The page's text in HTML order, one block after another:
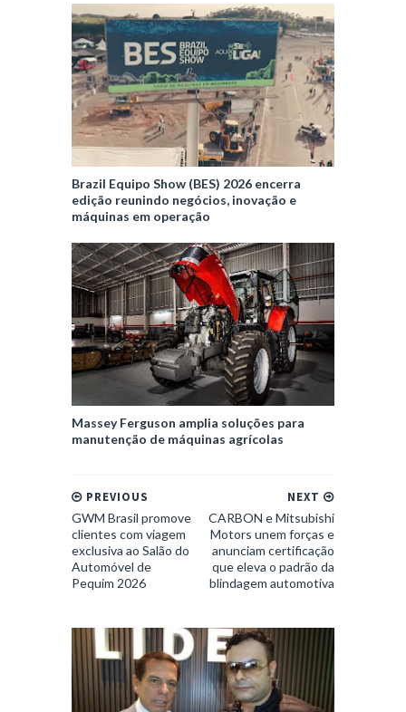
Brazil Equipo Show (BES) 2026 encerra
edição reunindo negócios, inovação e
máquinas em operação
Massey Ferguson amplia soluções para
manutenção de máquinas agrícolas
NEXT
CARBON e Mitsubishi
Motors unem forças e
anunciam certificação
que eleva o padrão da
blindagem automotiva
PREVIOUS
GWM Brasil promove
clientes com viagem
exclusiva ao Salão do
Automóvel de
Pequim 2026